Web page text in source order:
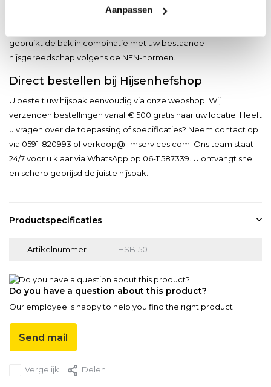
Aanpassen
het profiel om gemakkelijk te laden en te lossen. De vlakke
gebruikt de bak in combinatie met uw bestaande
hijsgereedschap volgens de NEN-normen.
Direct bestellen bij Hijsenhefshop
U bestelt uw hijsbak eenvoudig via onze webshop. Wij
verzenden bestellingen vanaf € 500 gratis naar uw locatie. Heeft
u vragen over de toepassing of specificaties? Neem contact op
via 0591-820993 ofverkoop@i-mservices.com . Ons team staat
24/7 voor u klaar via WhatsApp op 06-11587339. U ontvangt snel
en scherp geprijsd de juiste hijsbak.
Productspecificaties
Artikelnummer HSB150
Do you have a question about this product?
Our employee is happy to help you find the right product
Send mail
Vergelijk Delen